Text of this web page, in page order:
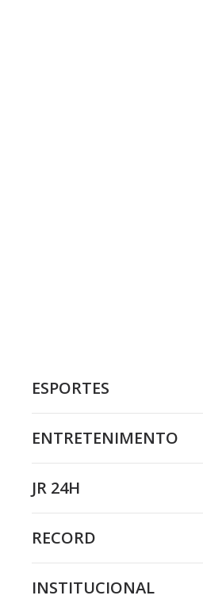
ESPORTES
ENTRETENIMENTO
JR 24H
RECORD
INSTITUCIONAL